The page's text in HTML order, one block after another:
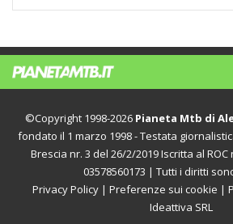
©Copyright 1998-2026 Pianeta Mtb di
fondato il 1 marzo 1998 - Testata
Brescia nr. 3 del 26/2/2019 Iscritta al ROC
03578560173 | Tutti i diritti
Privacy Policy| Preferenze sui cookie |
Ideattiva SRL